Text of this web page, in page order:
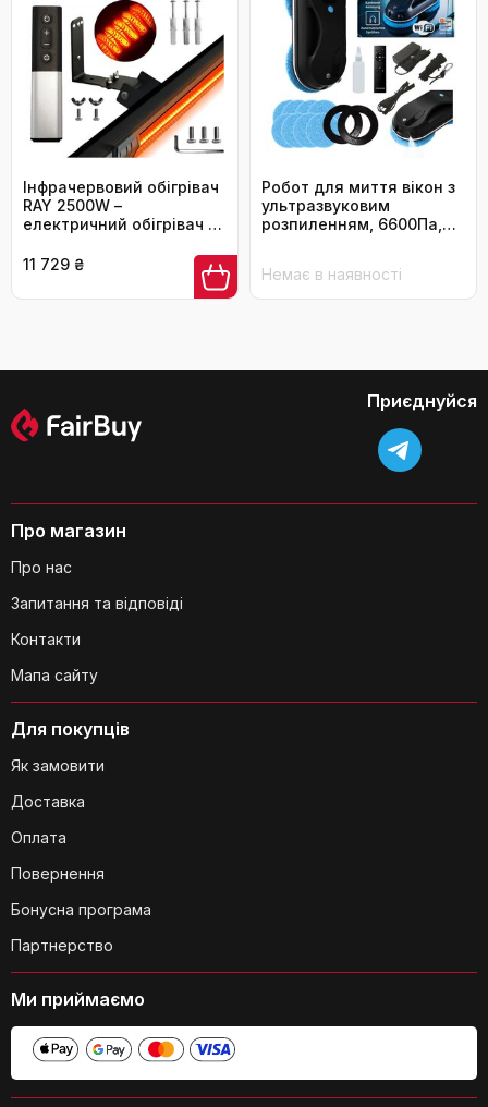
Інфрачервовий обігрівач
RAY 2500W –
електричний обігрівач з
тераси та приміщення,
настінний, з пультом та
таймером, чорний
11 729 ₴
Робот для миття вікон з
ультразвуковим
розпиленням, 6600Па,
високих вікон, WiFi,
смарт-додаток,
Немає в наявності
Для покупців
Як замовити
Доставка
Оплата
Повернення
Бонусна програма
Партнерство
Про магазин
Про нас
Запитання та відповіді
Контакти
Мапа сайту
Приєднуйся
Ми приймаємо